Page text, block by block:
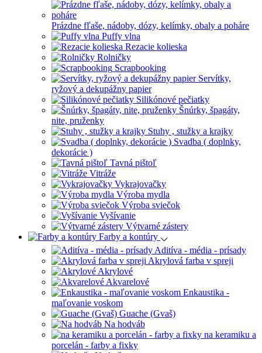
Prázdne fľaše, nádoby, dózy, kelímky, obaly a poháre
Puffy vlna
Rezacie kolieska
Rolničky
Scrapbooking
Servítky,
ryžový a dekupážny papier
Silikónové pečiatky
Šnúrky, špagáty,
nite, pruženky
Stuhy , stužky a krajky
Svadba ( doplnky,
dekorácie )
Tavná pištoľ
Vitráže
Vykrajovačky
Výroba mydla
Výroba sviečok
Vyšívanie
Výtvarné zástery
Farby a kontúry
Aditíva - média - prísady
Akrylová farba v spreji
Akrylové
Akvarelové
Enkaustika -
maľovanie voskom
Guache (Gvaš)
Na hodváb
na keramiku a
porcelán - farby a fixky